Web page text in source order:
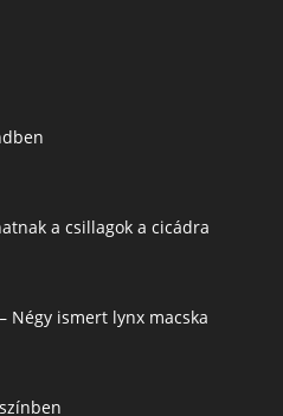
a csillagok a cicádra
Négy ismert lynx macska